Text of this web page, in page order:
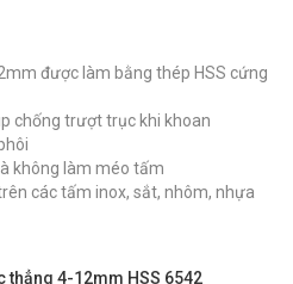
được làm bằng thép HSS cứng
chống trượt trục khi khoan
không làm méo tấm
các tấm inox, sắt, nhôm, nhựa